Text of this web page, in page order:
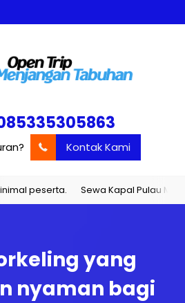
Kontak Kami
Kapal Pulau Menjangan dan
yang
nyaman bagi